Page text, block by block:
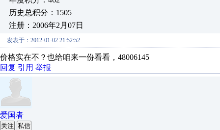
历史总积分：1505
注册：2006年2月07日
发表于：2012-01-02 21:52:52
价格实在不？也给咱来一份看看，48006145
回复 引用 举报
爱国者
关注 私信